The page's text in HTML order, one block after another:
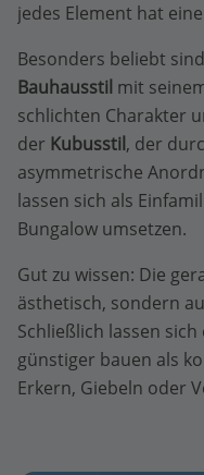
jedes Element hat
Besonders beliebt
Bauhausstil mit
schlichten Charakter
der Kubusstil, der
asymmetrische
lassen sich als
Bungalow umsetzen.
Gut zu wissen: Die
ästhetisch, sondern
Schließlich lassen
günstiger bauen als
Erkern, Giebeln oder